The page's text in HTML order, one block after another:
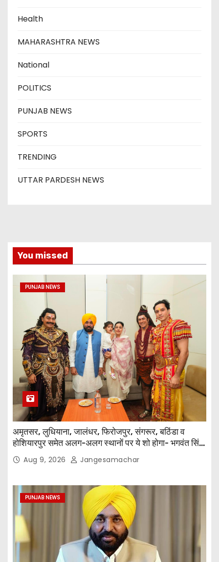
Health
MAHARASHTRA NEWS
National
POLITICS
PUNJAB NEWS
SPORTS
TRENDING
UTTAR PARDESH NEWS
You missed
PUNJAB NEWS
अमृतसर, लुधियाना, जालंधर, फिरोजपुर, संगरूर, बठिंडा व
होशियारपुर समेत अलग-अलग स्थानों पर ये शो होगा- भगवंत सिंह
मान Aug 9, 2026 Jangesamachar
PUNJAB NEWS